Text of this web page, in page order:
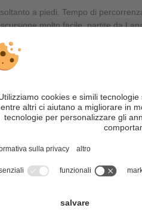
a piedi. Tempo di
molto facile, partite da
Poco prima della località
il sentiero nr. 56, poi, dal bivio 49
il suo consenso per
dei servizi di terze parti
che possono rilevare
La invitiamo a controllare i dettagli e
servizio per visualizzare questo